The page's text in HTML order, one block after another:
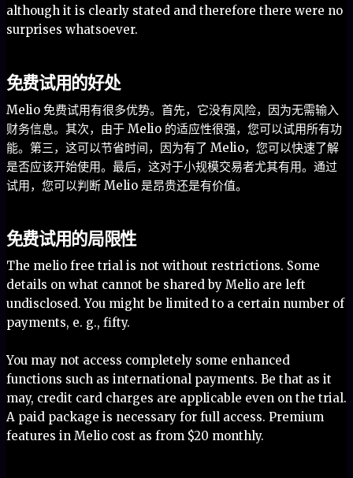
although it is clearly stated and therefore there were no
surprises whatsoever.
免费试用的好处
Melio 免费试用有很多优势。首先，它没有风险，因为无需输入
财务信息。其次，由于 Melio 的适应性很强，您可以试用所有功
能。第三，这可以节省时间，因为有了 Melio，您可以快速了解
是否应该开始使用。最后，这对于小规模交易者尤其有用。通过
试用，您可以判断 Melio 是昂贵还是有价值。
免费试用的局限性
The melio free trial is not without restrictions. Some
details on what cannot be shared by Melio are left
undisclosed. You might be limited to a certain number of
payments, e. g., fifty.
You may not access completely some enhanced
functions such as international payments. Be that as it
may, credit card charges are applicable even on the trial.
A paid package is necessary for full access. Premium
features in Melio cost as from $20 monthly.